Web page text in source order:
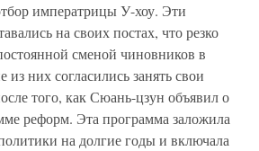
императрицы У-хоу. Эти
на своих постах, что резко
сменой чиновников в
них согласились занять свои
того, как Сюань-цзун объявил о
реформ. Эта программа заложила
на долгие годы и включала